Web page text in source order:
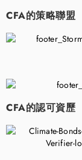
CFA的策略聯盟
CFA的認可資歷